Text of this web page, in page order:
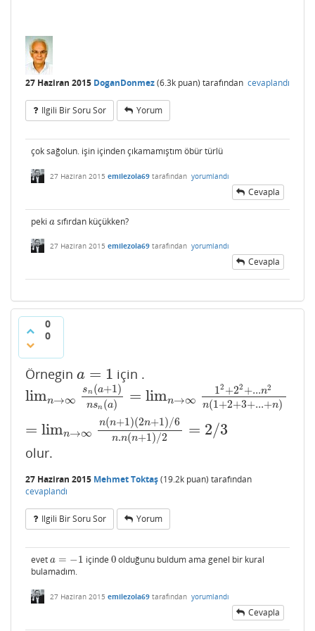
27 Haziran 2015 DoganDonmez(6.3k puan) tarafından cevaplandı
Ilgili Bir Soru Sor Yorum
çok sağolun. işin içinden çıkamamıştım öbür türlü
27 Haziran 2015 emilezola69 tarafından yorumlandı
Cevapla
peki a
a sıfırdan küçükken?
27 Haziran 2015 emilezola69 tarafından yorumlandı
Cevapla
0
0
Örnegin a = 1
a=1 için .
limn→∞
sn (a+1)
nsn (a) = limn→∞
12 +22 +...n2
n(1+2+3+...+n)
= limn→∞
n(n+1)(2n+1)/6
n.n(n+1)/2 = 2/3
limn→∞s n(a+1)n n( a)=limn→ ∞12+22+...n2n(
olur.
27 Haziran 2015 Mehmet Toktaş(19.2k puan) tarafından
cevaplandı
Ilgili Bir Soru Sor Yorum
evet a = −1
a=−1 içinde 0
0olduğunu buldum ama genel bir kural
bulamadım.
27 Haziran 2015 emilezola69 tarafından yorumlandı
Cevapla